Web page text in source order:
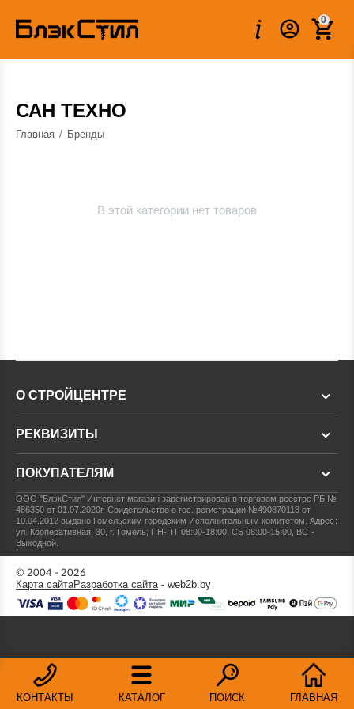
0
САН ТЕХНО
Главная / Бренды
В этой категории нет товаров
КОНТАКТЫ КАТАЛОГ ПОИСК ГЛАВНАЯ
О СТРОЙЦЕНТРЕ
РЕКВИЗИТЫ
ПОКУПАТЕЛЯМ
ООО "БлэкСтил" Интернет магазин зарегистрирован в торговом реестре РБ №
486350 от 01.07.2020г.Свидетельство о гос. регистрации №490870118 от
10.04.2012 выдано Гомельским городским Исполнительным комитетом.Адрес:
ул. Кооперативная, 30, г. Гомель; ПН-ПТ 08:00-18:00, СБ 08:00-15:00, ВС -
Выходной.
© 2004 - 2026
Карта сайтаРазработка сайта- web2b.by